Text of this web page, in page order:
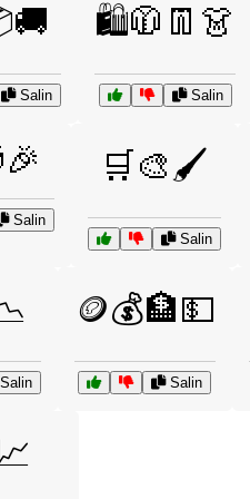
Salin
🛍️🧥👖👗
Salin
Salin
🛒🎨🖌️
Salin
🪙💰🏦💵
Salin